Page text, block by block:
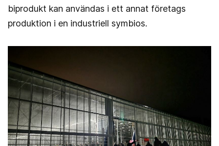
biprodukt kan användas i ett annat företags
produktion i en industriell symbios.